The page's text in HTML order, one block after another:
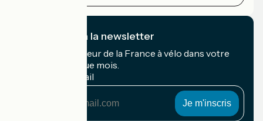
Je m'abonne à la newsletter
Recevez le meilleur de la France à vélo dans votre
boîte mail chaque mois.
Mon adresse mail